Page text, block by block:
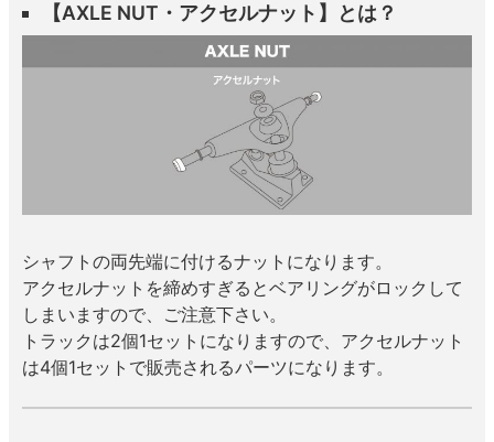
【AXLE NUT・アクセルナット】とは？
シャフトの両先端に付けるナットになります。
アクセルナットを締めすぎるとベアリングがロックして
しまいますので、ご注意下さい。
トラックは2個1セットになりますので、アクセルナット
は4個1セットで販売されるパーツになります。